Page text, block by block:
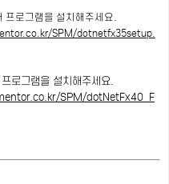
프로그램을 설치해주세요.
SPM/dotnetfx35setup.
로그램을 설치해주세요.
SPM/dotNetFx40_F